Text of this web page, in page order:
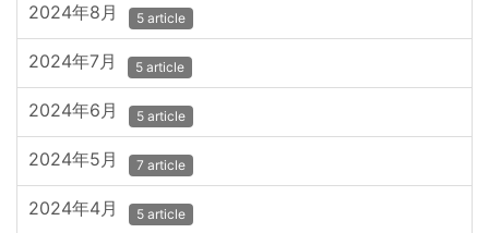
2024年8月 5 article
2024年7月 5 article
2024年6月 5 article
2024年5月 7 article
2024年4月 5 article